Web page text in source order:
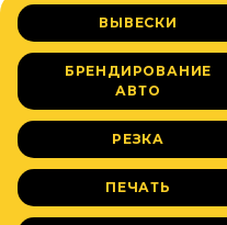
ВЫВЕСКИ
БРЕНДИРОВАНИЕ
АВТО
РЕЗКА
ПЕЧАТЬ